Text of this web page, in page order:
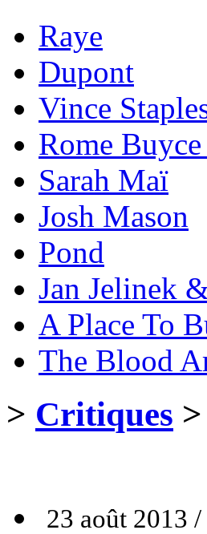
Raye
Dupont
Vince
Rome
Sarah Maï
Josh Mason
Pond
Jan Jelinek
A Place To
The Blood
> Critiques >
23 août 2013 /